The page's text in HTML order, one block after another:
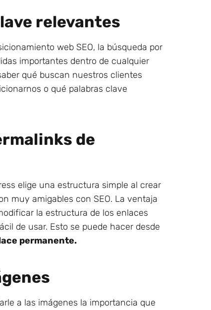
relevantes
web SEO, la búsqueda por
importantes dentro de cualquier
qué buscan nuestros clientes
o qué palabras clave
de
elige una estructura simple al crear
muy amigables con SEO. La ventaja
la estructura de los enlaces
de usar. Esto se puede hacer desde
permanente.
a las imágenes la importancia que